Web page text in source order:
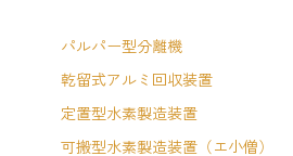
パルパー型分離機
乾留式アルミ回収装置
定置型水素製造装置
可搬型水素製造装置（エ小僧）